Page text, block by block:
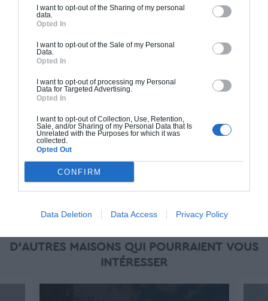
I want to opt-out of the Sharing of my personal
data.
Opted In
I want to opt-out of the Sale of my Personal
Data.
Opted In
I want to opt-out of processing my Personal
Data for Targeted Advertising.
Opted In
I want to opt-out of Collection, Use, Retention,
Sale, and/or Sharing of my Personal Data that Is
Unrelated with the Purposes for which it was
collected.
Opted Out
CONFIRM
Data Deletion Data Access Privacy Policy
Construction BBC
Chiffrage estimatif pour : Fondations et normes
standards. Construction en bloc coffrant isolant
(RT 2020). Finitions haut de gamme. Le prix "clé
oeuvre (cuisine, peinture, sols...), mais exclut
piscine, jardin et clôture.
À partir de
224 000€ TTC
D'AUTRES MAISONS QUI POURRAIENT VOUS
INTÉRESSER